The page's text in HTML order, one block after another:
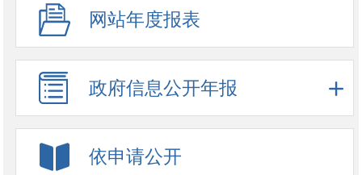
网站年度报表
政府信息公开年报
依申请公开